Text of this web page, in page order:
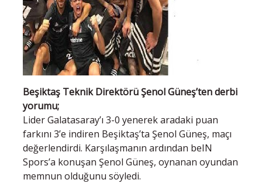
Beşiktaş Teknik Direktörü Şenol Güneş’ten derbi
yorumu;
Lider Galatasaray’ı 3-0 yenerek aradaki puan
farkını 3’e indiren Beşiktaş’ta Şenol Güneş, maçı
değerlendirdi. Karşılaşmanın ardından beIN
Spors’a konuşan Şenol Güneş, oynanan oyundan
memnun olduğunu söyledi.